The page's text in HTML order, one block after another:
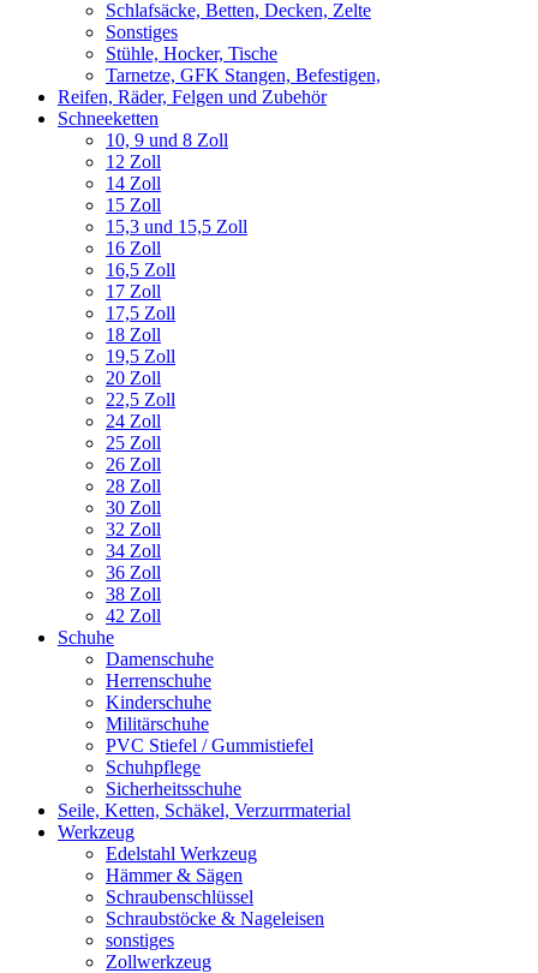
Schlafsäcke, Betten, Decken, Zelte
Sonstiges
Stühle, Hocker, Tische
Tarnetze, GFK Stangen, Befestigen,
Reifen, Räder, Felgen und Zubehör
Schneeketten
10, 9 und 8 Zoll
12 Zoll
14 Zoll
15 Zoll
15,3 und 15,5 Zoll
16 Zoll
16,5 Zoll
17 Zoll
17,5 Zoll
18 Zoll
19,5 Zoll
20 Zoll
22,5 Zoll
24 Zoll
25 Zoll
26 Zoll
28 Zoll
30 Zoll
32 Zoll
34 Zoll
36 Zoll
38 Zoll
42 Zoll
Schuhe
Damenschuhe
Herrenschuhe
Kinderschuhe
Militärschuhe
PVC Stiefel / Gummistiefel
Schuhpflege
Sicherheitsschuhe
Seile, Ketten, Schäkel, Verzurrmaterial
Werkzeug
Edelstahl Werkzeug
Hämmer & Sägen
Schraubenschlüssel
Schraubstöcke & Nageleisen
sonstiges
Zollwerkzeug